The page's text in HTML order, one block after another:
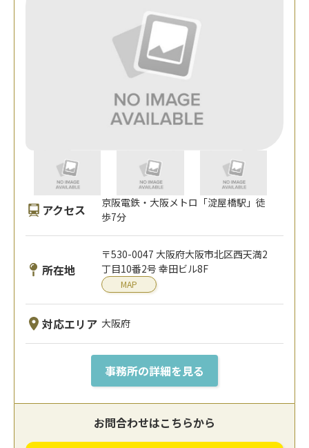
アクセス
京阪電鉄・大阪メトロ「淀屋橋駅」徒
歩7分
所在地
〒530-0047 大阪府大阪市北区西天満2
丁目10番2号 幸田ビル8F
MAP
対応エリア 大阪府
事務所の詳細を見る
お問合わせはこちらから